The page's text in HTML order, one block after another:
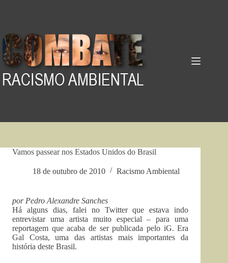
Vamos passear nos Estados Unidos do Brasil
18 de outubro de 2010 Racismo Ambiental
por Pedro Alexandre Sanches
Há alguns dias, falei no Twitter que estava indo
entrevistar uma artista muito especial – para uma
reportagem que acaba de ser publicada pelo iG. Era
Gal Costa, uma das artistas mais importantes da
história deste Brasil.